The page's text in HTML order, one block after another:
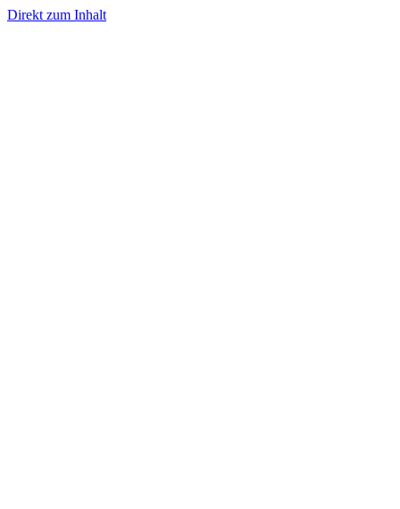
Direkt zum Inhalt